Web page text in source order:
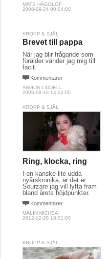
MATS HÄGGLÖF
2008-09-24 00:04:00
KROPP & SJÄL
Brevet till pappa
När jag blir frågande som
förälder vänder jag mig till
facit.
Kommentarer
ANGUS LIDDELL
2005-09-19 14:02:00
KROPP & SJÄL
Ring, klocka, ring
I en kanske lite udda
nyårskrönika, är det er
Sourzare jag vill lyfta fram
bland årets höjdpunkter.
Kommentarer
MALIN MICHEA
2012-12-28 18:01:00
KROPP & SJÄL